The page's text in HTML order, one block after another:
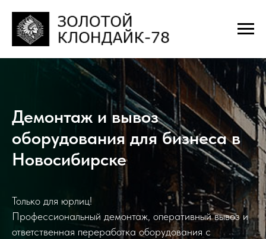
Демонтаж и вывоз
оборудования для бизнеса в
Новосибирске
Только для юрлиц!
Профессиональный демонтаж, оперативный вывоз и
ответственная переработка оборудования с